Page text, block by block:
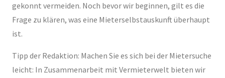
gekonnt vermeiden. Noch bevor wir beginnen, gilt es die
Frage zu klären, was eine Mieterselbstauskunft überhaupt
ist.
Tipp der Redaktion: Machen Sie es sich bei der Mietersuche
leicht: In Zusammenarbeit mit Vermieterwelt bieten wir